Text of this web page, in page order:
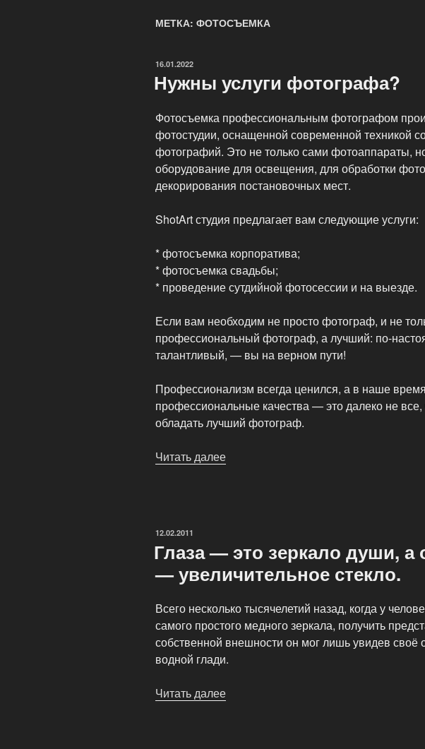
МЕТКА: ФОТОСЪЕМКА
ОПУБЛИКОВАНО
16.01.2022
Нужны услуги фотографа?
Фотосъемка профессиональным фотографом
фотостудии, оснащенной современной техникой
фотографий. Это не только сами фотоаппараты,
оборудование для освещения, для обработки
декорирования постановочных мест.
ShotArt студия предлагает вам следующие услуги:
* фотосъемка корпоратива;
* фотосъемка свадьбы;
* проведение сутдийной фотосессии и на выезде.
Если вам необходим не просто фотограф, и не
профессиональный фотограф, а лучший: по-
талантливый, — вы на верном пути!
Профессионализм всегда ценился, а в наше
профессиональные качества — это далеко не
обладать лучший фотограф.
Читать далее
ОПУБЛИКОВАНО
12.02.2011
Глаза — это зеркало души, а
— увеличительное стекло.
Всего несколько тысячелетий назад, когда у
самого простого медного зеркала, получить
собственной внешности он мог лишь увидев своё
водной глади.
Читать далее